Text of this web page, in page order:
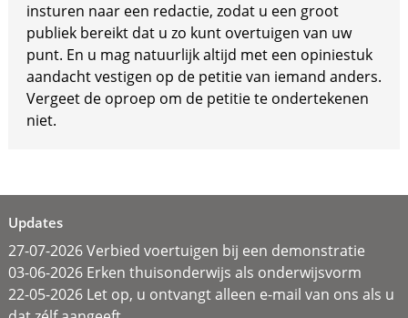
insturen naar een redactie, zodat u een groot
publiek bereikt dat u zo kunt overtuigen van uw
punt. En u mag natuurlijk altijd met een opiniestuk
aandacht vestigen op de petitie van iemand anders.
Vergeet de oproep om de petitie te ondertekenen
niet.
Updates
27-07-2026 Verbied voertuigen bij een demonstratie
03-06-2026 Erken thuisonderwijs als onderwijsvorm
22-05-2026 Let op, u ontvangt alleen e-mail van ons als u